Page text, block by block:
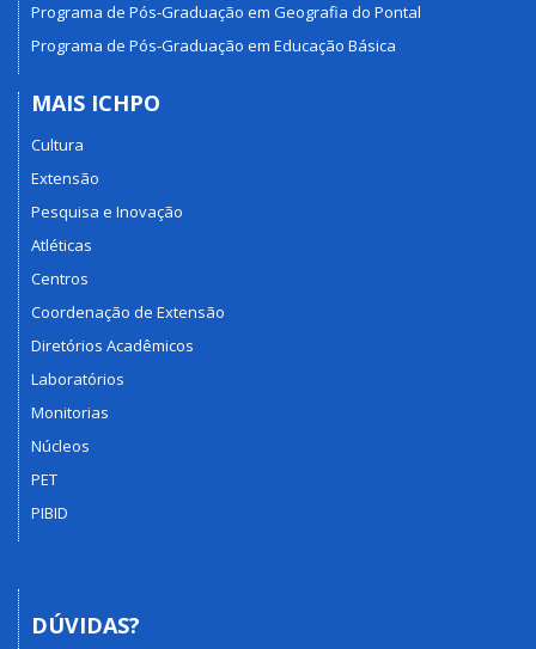
Programa de Pós-Graduação em Geografia do Pontal
Programa de Pós-Graduação em Educação Básica
MAIS ICHPO
Cultura
Extensão
Pesquisa e Inovação
Atléticas
Centros
Coordenação de Extensão
Diretórios Acadêmicos
Laboratórios
Monitorias
Núcleos
PET
PIBID
DÚVIDAS?